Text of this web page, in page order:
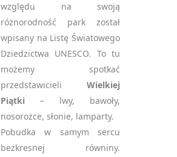
względu na swoją
różnorodność park został
wpisany na Listę Światowego
Dziedzictwa UNESCO. To tu
możemy spotkać
przedstawicieli Wielkiej
Piątki – lwy, bawoły,
nosorożce, słonie, lamparty.
Pobudka w samym sercu
bezkresnej równiny.